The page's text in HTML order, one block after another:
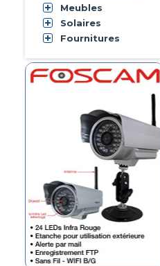
Meubles
Solaires
Fournitures
Caméra IP Wifi étanche
Foscam FI8904W
Caméra Couleur 1/3"
Secueasy
Maroc Secueasy SE-CI154I
INFOSEC E2 LCD-2000
Infosec Maroc Infosec